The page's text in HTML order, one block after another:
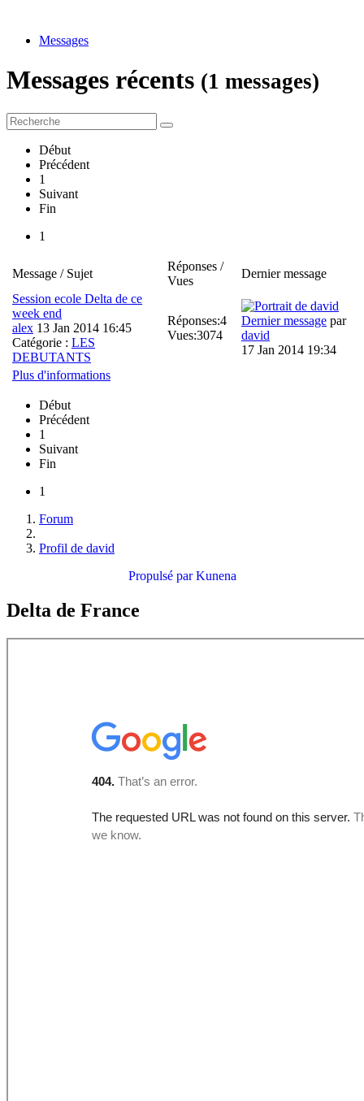
Messages
Messages récents (1 messages)
Début
Précédent
1
Suivant
Fin
1
Message / Sujet
Réponses /
Vues
Dernier message
Plus d'informations
Session ecole Delta de ce
week end
alex 13 Jan 2014 16:45
Catégorie : LES
DEBUTANTS
Réponses:4
Vues:3074
Dernier message par
david
17 Jan 2014 19:34
Début
Précédent
1
Suivant
Fin
1
Forum
Profil de david
Propulsé parKunena
Delta de France